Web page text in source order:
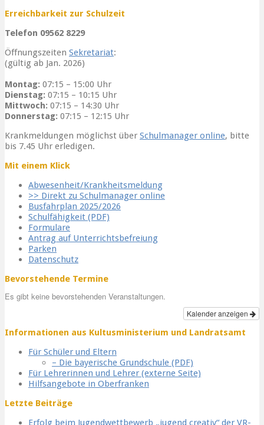
Erreichbarkeit zur Schulzeit
Telefon 09562 8229
Öffnungszeiten Sekretariat:
(gültig ab Jan. 2026)
Montag: 07:15 – 15:00 Uhr
Dienstag: 07:15 – 10:15 Uhr
Mittwoch: 07:15 – 14:30 Uhr
Donnerstag: 07:15 – 12:15 Uhr
Krankmeldungen möglichst über Schulmanager online, bitte
bis 7.45 Uhr erledigen.
Mit einem Klick
Abwesenheit/Krankheitsmeldung
>> Direkt zu Schulmanager online
Busfahrplan 2025/2026
Schulfähigkeit (PDF)
Formulare
Antrag auf Unterrichtsbefreiung
Parken
Datenschutz
Bevorstehende Termine
Es gibt keine bevorstehenden Veranstaltungen.
Kalender anzeigen
Informationen aus Kultusministerium und Landratsamt
Für Schüler und Eltern
– Die bayerische Grundschule (PDF)
Für Lehrerinnen und Lehrer (externe Seite)
Hilfsangebote in Oberfranken
Letzte Beiträge